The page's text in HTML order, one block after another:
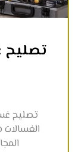
تصليح
تصليح